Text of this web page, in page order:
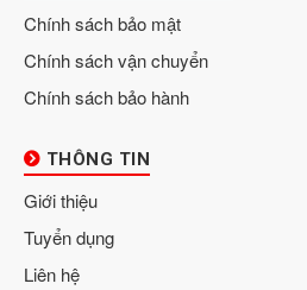
Chính sách bảo mật
Chính sách vận chuyển
Chính sách bảo hành
THÔNG TIN
Giới thiệu
Tuyển dụng
Liên hệ